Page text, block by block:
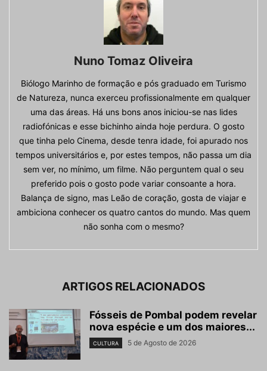
Nuno Tomaz Oliveira
Biólogo Marinho de formação e pós graduado em Turismo
de Natureza, nunca exerceu profissionalmente em qualquer
uma das áreas. Há uns bons anos iniciou-se nas lides
radiofónicas e esse bichinho ainda hoje perdura. O gosto
que tinha pelo Cinema, desde tenra idade, foi apurado nos
tempos universitários e, por estes tempos, não passa um dia
sem ver, no mínimo, um filme. Não perguntem qual o seu
preferido pois o gosto pode variar consoante a hora.
Balança de signo, mas Leão de coração, gosta de viajar e
ambiciona conhecer os quatro cantos do mundo. Mas quem
não sonha com o mesmo?
ARTIGOS RELACIONADOS
Fósseis de Pombal podem revelar
nova espécie e um dos maiores...
CULTURA 5 de Agosto de 2026